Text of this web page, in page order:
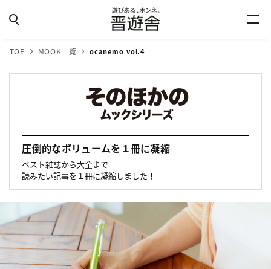
TOP MOOK一覧 ocanemo vol.4
圧倒的なボリュームを１冊に凝縮
ベスト雑誌から大全まで
読みたい記事を１冊に凝縮しました！